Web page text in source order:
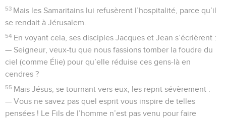
53 Mais les Samaritains lui refusèrent l’hospitalité, parce qu’il
se rendait à Jérusalem.
54 En voyant cela, ses disciples Jacques et Jean s’écrièrent :
— Seigneur, veux-tu que nous fassions tomber la foudre du
ciel (comme Élie) pour qu’elle réduise ces gens-là en
cendres ?
55 Mais Jésus, se tournant vers eux, les reprit sévèrement :
— Vous ne savez pas quel esprit vous inspire de telles
pensées ! Le Fils de l’homme n’est pas venu pour faire